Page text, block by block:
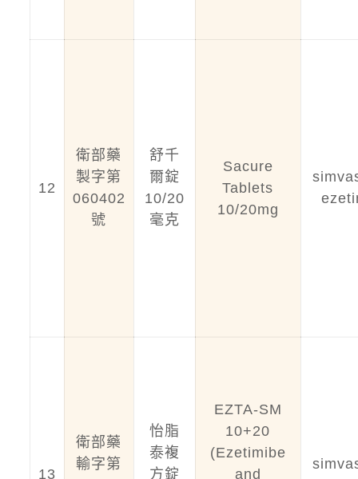
12
衛部藥
製字第
060402
號
舒千
爾錠
10/20
毫克
Sacure
Tablets
10/20mg
13
衛部藥
輸字第
怡脂
泰複
方錠
EZTA-SM
10+20
(Ezetimibe
and